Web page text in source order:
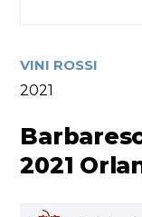
VINI ROSSI
2021
2021